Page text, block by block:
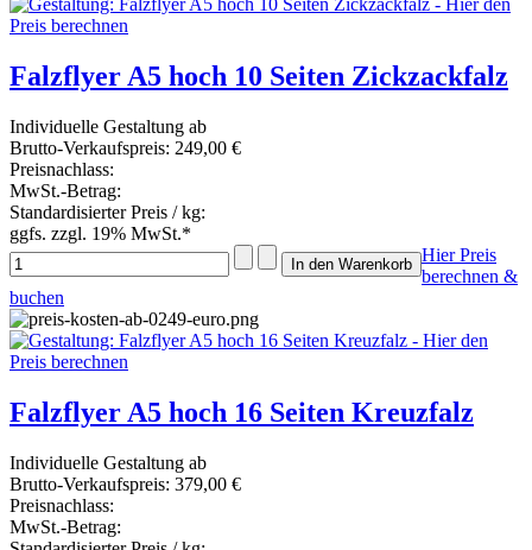
Falzflyer A5 hoch 10 Seiten Zickzackfalz
Individuelle Gestaltung ab
Brutto-Verkaufspreis: 249,00 €
Preisnachlass:
MwSt.-Betrag:
Standardisierter Preis / kg:
ggfs. zzgl. 19% MwSt.*
Hier Preis
berechnen &
buchen
Falzflyer A5 hoch 16 Seiten Kreuzfalz
Individuelle Gestaltung ab
Brutto-Verkaufspreis: 379,00 €
Preisnachlass:
MwSt.-Betrag: